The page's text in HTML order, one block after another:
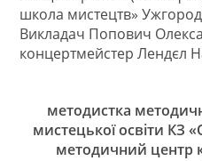
школа мистецтв»
Викладач Попович
концертмейстер Лендєл
методистка
мистецької освіти КЗ
методичний центр